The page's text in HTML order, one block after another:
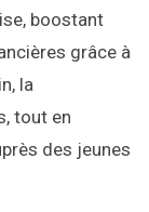
boostant
grâce à
la
tout en
des jeunes